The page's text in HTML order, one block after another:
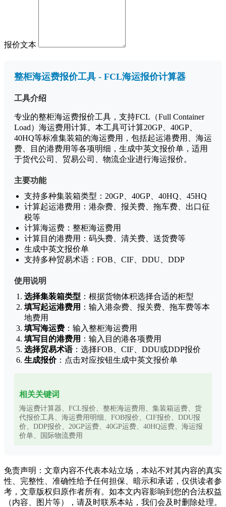
报价文本
整柜海运费报价工具 - FCL海运报价计算器
工具介绍
专业的整柜海运费报价工具，支持FCL（Full Container
Load）海运费用计算。本工具可计算20GP、40GP、
40HQ等标准集装箱的海运费用，包括起运港费用、海运
费、目的港费用等各项明细，生成中英文报价单，适用
于货代公司、贸易公司、物流企业进行海运报价。
主要功能
支持多种集装箱类型：20GP、40GP、40HQ、45HQ
计算起运港费用：港杂费、报关费、拖车费、出口征
税等
计算海运费：整柜海运费用
计算目的港费用：码头费、清关费、送货费等
生成中英文报价单
支持多种贸易术语：FOB、CIF、DDU、DDP
使用说明
选择集装箱类型 ：根据货物体积选择合适的柜型
填写起运港费用 ：输入港杂费、报关费、拖车费等本
地费用
填写海运费 ：输入整柜海运费用
填写目的港费用 ：输入目的港各项费用
选择贸易术语：选择FOB、CIF、DDU或DDP报价
生成报价：点击对应按钮生成中英文报价单
相关关键词
海运费计算器、FCL报价、整柜海运费用、集装箱运费、货
代报价工具、海运费用明细、FOB报价、CIF报价、DDU报
价、DDP报价、20GP运费、40GP运费、40HQ运费、海运报
价单、国际物流费用
免责声明：文章内容不代表本站立场，本站不对其内容的真实
性、完整性、准确性给予任何担保、暗示和承诺，仅供读者参
考，文章版权归原作者所有。如本文内容影响到您的合法权益
（内容、图片等），请及时联系本站，我们会及时删除处理。